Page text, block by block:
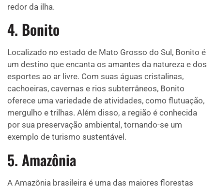
redor da ilha.
4. Bonito
Localizado no estado de Mato Grosso do Sul, Bonito é
um destino que encanta os amantes da natureza e dos
esportes ao ar livre. Com suas águas cristalinas,
cachoeiras, cavernas e rios subterrâneos, Bonito
oferece uma variedade de atividades, como flutuação,
mergulho e trilhas. Além disso, a região é conhecida
por sua preservação ambiental, tornando-se um
exemplo de turismo sustentável.
5. Amazônia
A Amazônia brasileira é uma das maiores florestas